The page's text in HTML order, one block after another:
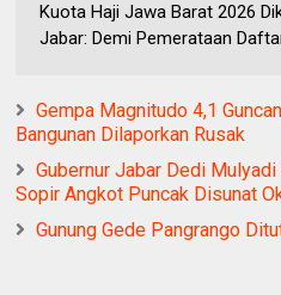
Kuota Haji Jawa Barat 2026
Jabar: Demi Pemerataan
Gempa Magnitudo 4,1
Bangunan Dilaporkan Rusak
Gubernur Jabar Dedi
Sopir Angkot Puncak Disunat
Gunung Gede Pangrango